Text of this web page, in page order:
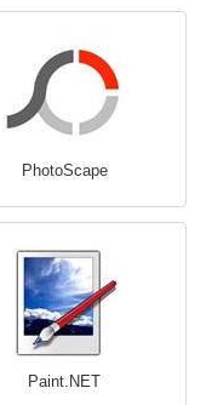
PhotoScape
Paint.NET